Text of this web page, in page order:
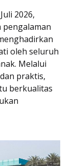
2026,
oleh seluruh
Melalui
praktis,
berkualitas